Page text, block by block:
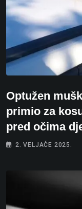
Optužen
primio za
pred očima
2. VELJAČE 2025.